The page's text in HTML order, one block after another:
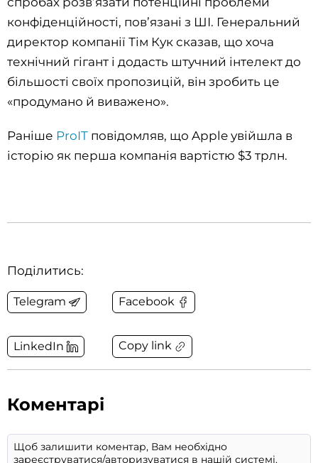
конфіденційності, пов’язані з ШІ. Генеральний
директор компанії Тім Кук сказав, що хоча
технічний гігант і додасть штучний інтелект до
більшості своїх пропозицій, він зробить це
«продумано й виважено».
Раніше ProIT повідомляв, що Apple увійшла в
історію як перша компанія вартістю $3 трлн.
Поділитись:
Telegram Facebook
LinkedIn Copy link
Коментарі